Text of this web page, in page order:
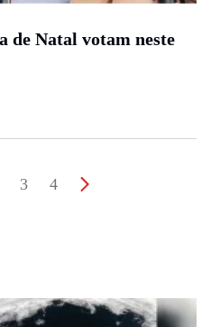
de Natal votam neste
3 4